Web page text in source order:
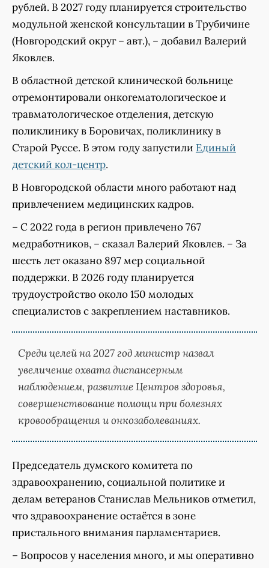
рублей. В 2027 году планируется строительство
модульной женской консультации в Трубичине
(Новгородский округ – авт.), – добавил Валерий
Яковлев.
В областной детской клинической больнице
отремонтировали онкогематологическое и
травматологическое отделения, детскую
поликлинику в Боровичах, поликлинику в
Старой Руссе. В этом году запустили Единый
детский кол-центр.
В Новгородской области много работают над
привлечением медицинских кадров.
– С 2022 года в регион привлечено 767
медработников, – сказал Валерий Яковлев. – За
шесть лет оказано 897 мер социальной
поддержки. В 2026 году планируется
трудоустройство около 150 молодых
специалистов с закреплением наставников.
Среди целей на 2027 год министр назвал
увеличение охвата диспансерным
наблюдением, развитие Центров здоровья,
совершенствование помощи при болезнях
кровообращения и онкозаболеваниях.
Председатель думского комитета по
здравоохранению, социальной политике и
делам ветеранов Станислав Мельников отметил,
что здравоохранение остаётся в зоне
пристального внимания парламентариев.
– Вопросов у населения много, и мы оперативно